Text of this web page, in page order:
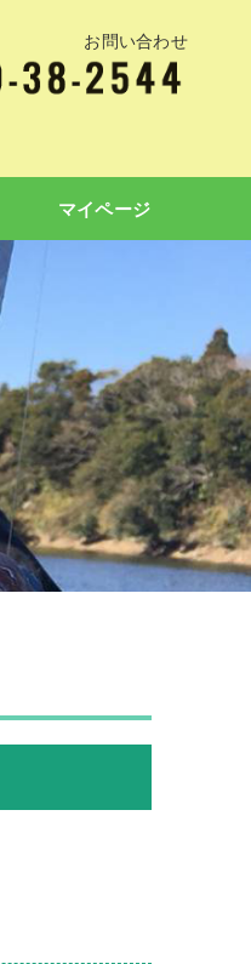
お問い合わせ
マイページ